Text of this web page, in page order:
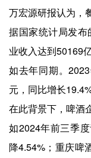
万宏源研报认为，
据国家统计局发
业收入达到50169
如去年同期。
元，同比增长19.4%
在此背景下，啤酒
如2024年前三季
降4.54%；重庆啤